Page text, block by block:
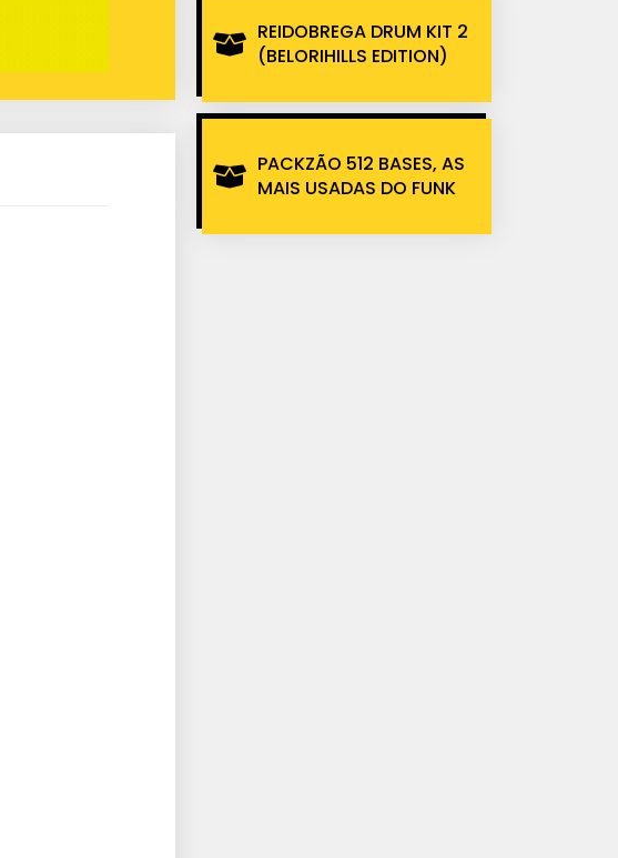
REIDOBREGA DRUM KIT 2
(BELORIHILLS EDITION)
PACKZÃO 512 BASES, AS
MAIS USADAS DO FUNK